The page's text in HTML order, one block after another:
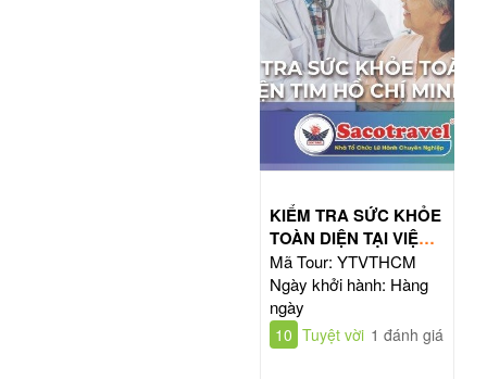
KIỂM TRA SỨC KHỎE
TOÀN DIỆN TẠI VIỆN
TIM HỒ CHÍ MINH
Mã Tour: YTVTHCM
Ngày khởi hành: Hàng
ngày
10 Tuyệt vời 1 đánh giá